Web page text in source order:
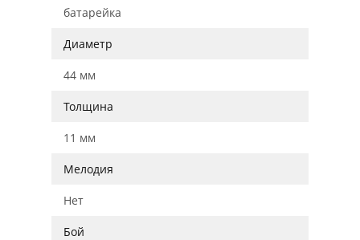
батарейка
Диаметр
44 мм
Толщина
11 мм
Мелодия
Нет
Бой